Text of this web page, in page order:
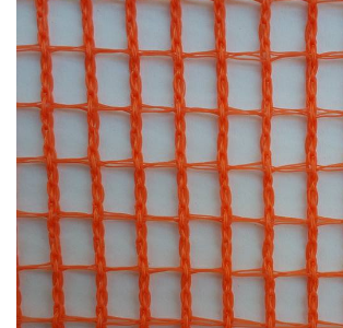
LƯỚI HÀNG RÀO HÌNH VUÔNG
LƯỚI CHE NẮNG